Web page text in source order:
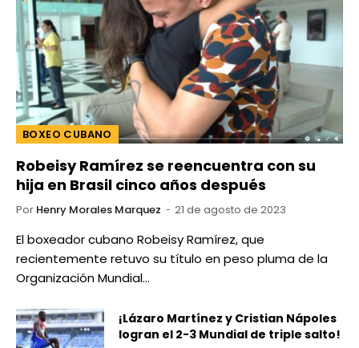
BOXEO CUBANO
Robeisy Ramírez se reencuentra con su
hija en Brasil cinco años después
Por Henry Morales Marquez 21 de agosto de 2023
El boxeador cubano Robeisy Ramírez, que
recientemente retuvo su título en peso pluma de la
Organización Mundial…
¡Lázaro Martínez y Cristian Nápoles
logran el 2-3 Mundial de triple salto!